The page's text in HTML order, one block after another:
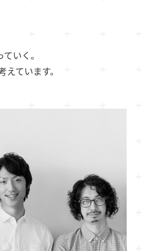
いく。
ています。